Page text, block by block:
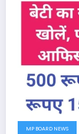
MP BOARD NEWS